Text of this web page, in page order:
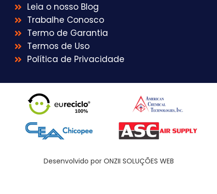
Leia o nosso Blog
Trabalhe Conosco
Termo de Garantia
Termos de Uso
Política de Privacidade
Desenvolvido por ONZII SOLUÇÕES WEB